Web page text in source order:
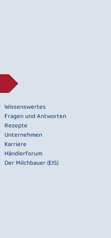
Wissenswertes
Fragen und Antworten
Rezepte
Unternehmen
Karriere
Händlerforum
Der Milchbauer (EIS)